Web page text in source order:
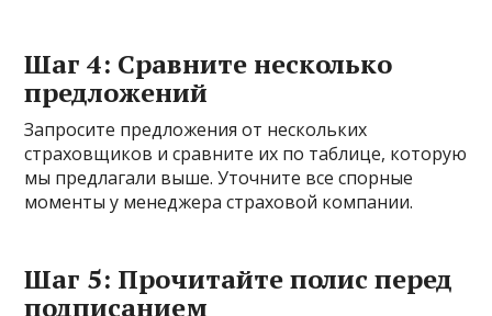
Шаг 4: Сравните несколько
предложений
Запросите предложения от нескольких
страховщиков и сравните их по таблице, которую
мы предлагали выше. Уточните все спорные
моменты у менеджера страховой компании.
Шаг 5: Прочитайте полис перед
подписанием